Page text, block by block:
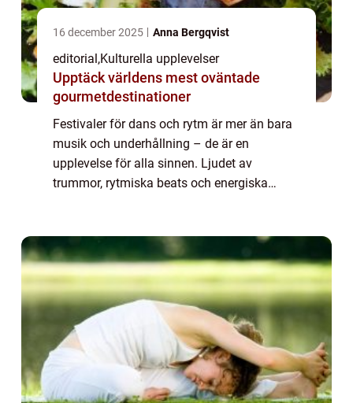
16 december 2025 Anna Bergqvist
editorial,Kulturella upplevelser
Upptäck världens mest oväntade
gourmetdestinationer
Festivaler för dans och rytm är mer än bara
musik och underhållning – de är en
upplevelse för alla sinnen. Ljudet av
trummor, rytmiska beats och energiska